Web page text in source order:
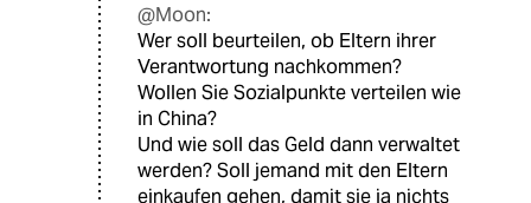
@Moon:
Wer soll beurteilen, ob Eltern ihrer
Verantwortung nachkommen?
Wollen Sie Sozialpunkte verteilen wie
in China?
Und wie soll das Geld dann verwaltet
werden? Soll jemand mit den Eltern
einkaufen gehen, damit sie ja nichts